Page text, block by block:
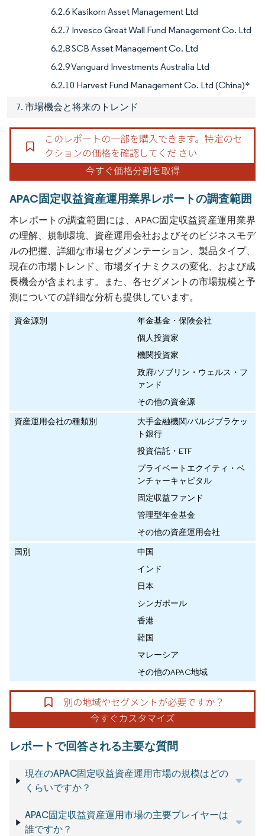
6.2.6 Kasikorn Asset Management Ltd
6.2.7 Invesco Great Wall Fund Management Co. Ltd
6.2.8 SCB Asset Management Co. Ltd
6.2.9 Vanguard Investments Australia Ltd
6.2.10 Harvest Fund Management Co. Ltd (China)*
7. 市場機会と将来のトレンド
APAC固定収益資産運用業界レポートの調査範囲
本レポートの調査範囲には、APAC固定収益資産運用業界
の理解、規制環境、資産運用会社およびそのビジネスモデ
ルの把握、詳細な市場セグメンテーション、製品タイプ、
現在の市場トレンド、市場ダイナミクスの変化、および成
長機会が含まれます。また、各セグメントの市場規模と予
測についての詳細な分析も提供しています。
資金源別
年金基金・保険会社
個人投資家
機関投資家
政府/ソブリン・ウェルス・フ
ァンド
その他の資金源
資産運用会社の種類別
大手金融機関/バルジブラケッ
ト銀行
投資信託・ETF
プライベートエクイティ・ベ
ンチャーキャピタル
固定収益ファンド
管理型年金基金
その他の資産運用会社
国別
中国
インド
日本
シンガポール
香港
韓国
マレーシア
その他のAPAC地域
レポートで回答される主要な質問
現在のAPAC固定収益資産運用市場の規模はどの
くらいですか？
APAC固定収益資産運用市場の主要プレイヤーは
誰ですか？